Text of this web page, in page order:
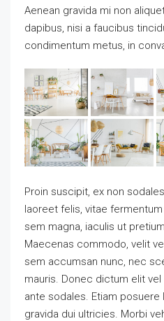
Aenean gravida mi non
dapibus, nisi a faucibus
condimentum metus, in
Proin suscipit, ex non
laoreet felis, vitae
sem magna, iaculis ut
Maecenas commodo, velit
sem accumsan nunc, nec
mauris. Donec dictum elit
ante sodales. Etiam posuere
gravida dui ultricies. Morbi